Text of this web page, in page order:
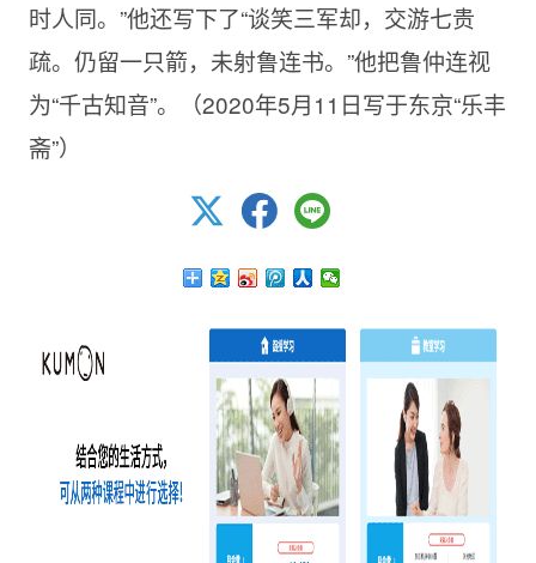
时人同。”他还写下了“谈笑三军却，交游七贵
疏。仍留一只箭，未射鲁连书。”他把鲁仲连视
为“千古知音”。（2020年5月11日写于东京“乐丰
斋”）